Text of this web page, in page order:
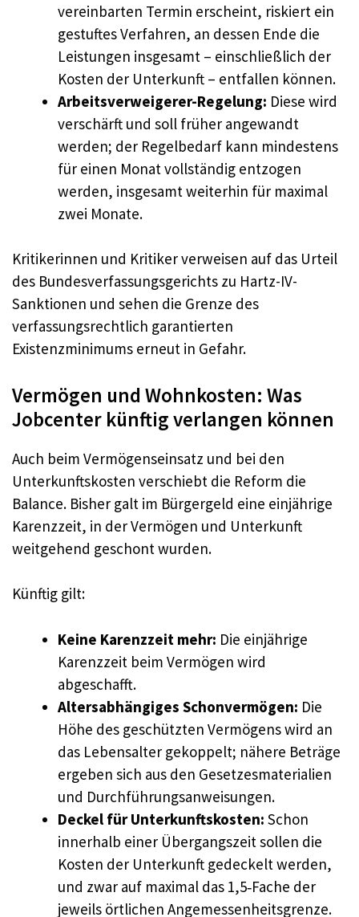
vereinbarten Termin erscheint, riskiert ein
gestuftes Verfahren, an dessen Ende die
Leistungen insgesamt – einschließlich der
Kosten der Unterkunft – entfallen können.
Arbeitsverweigerer-Regelung: Diese wird
verschärft und soll früher angewandt
werden; der Regelbedarf kann mindestens
für einen Monat vollständig entzogen
werden, insgesamt weiterhin für maximal
zwei Monate.
Kritikerinnen und Kritiker verweisen auf das Urteil
des Bundesverfassungsgerichts zu Hartz-IV-
Sanktionen und sehen die Grenze des
verfassungsrechtlich garantierten
Existenzminimums erneut in Gefahr.
Vermögen und Wohnkosten: Was
Jobcenter künftig verlangen können
Auch beim Vermögenseinsatz und bei den
Unterkunftskosten verschiebt die Reform die
Balance. Bisher galt im Bürgergeld eine einjährige
Karenzzeit, in der Vermögen und Unterkunft
weitgehend geschont wurden.
Künftig gilt:
Keine Karenzzeit mehr: Die einjährige
Karenzzeit beim Vermögen wird
abgeschafft.
Altersabhängiges Schonvermögen: Die
Höhe des geschützten Vermögens wird an
das Lebensalter gekoppelt; nähere Beträge
ergeben sich aus den Gesetzesmaterialien
und Durchführungsanweisungen.
Deckel für Unterkunftskosten: Schon
innerhalb einer Übergangszeit sollen die
Kosten der Unterkunft gedeckelt werden,
und zwar auf maximal das 1,5‑Fache der
jeweils örtlichen Angemessenheitsgrenze.